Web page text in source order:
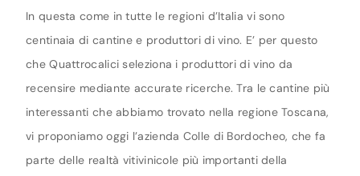
In questa come in tutte le regioni d’Italia vi sono
centinaia di cantine e produttori di vino. E’ per questo
che Quattrocalici seleziona i produttori di vino da
recensire mediante accurate ricerche. Tra le cantine più
interessanti che abbiamo trovato nella regione Toscana,
vi proponiamo oggi l’azienda Colle di Bordocheo, che fa
parte delle realtà vitivinicole più importanti della